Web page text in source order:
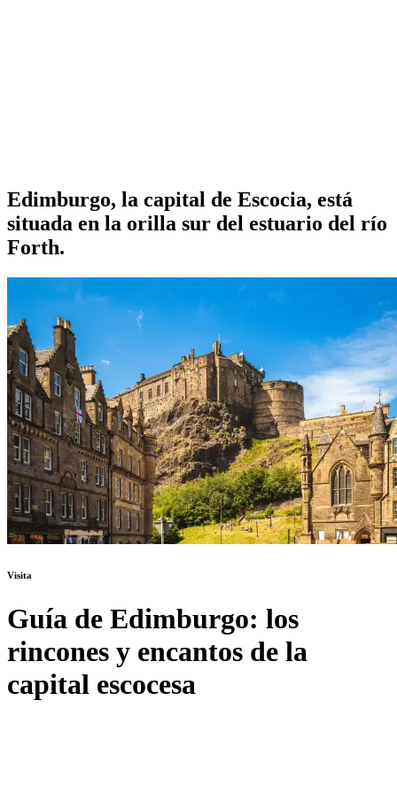
Edimburgo, la capital de Escocia, está
situada en la orilla sur del estuario del río
Forth.
Visita
Guía de Edimburgo: los
rincones y encantos de la
capital escocesa